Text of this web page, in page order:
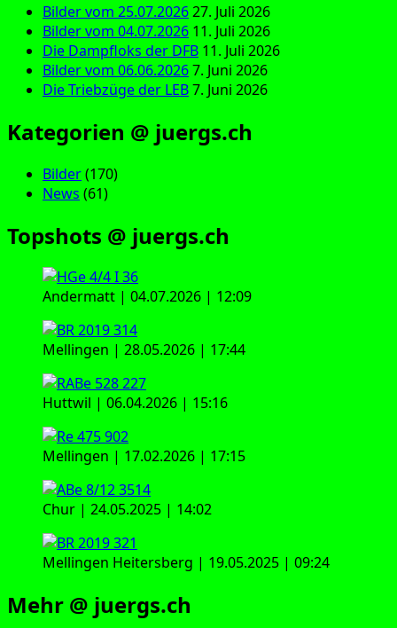
Bilder vom 25.07.202627. Juli 2026
Bilder vom 04.07.2026 11. Juli 2026
Die Dampfloks der DFB 11. Juli 2026
Bilder vom 06.06.20267. Juni 2026
Die Triebzüge der LEB7. Juni 2026
Kategorien @ juergs.ch
Bilder(170)
News (61)
Topshots @ juergs.ch
Andermatt | 04.07.2026 | 12:09
Mellingen | 28.05.2026 | 17:44
Huttwil | 06.04.2026 | 15:16
Mellingen | 17.02.2026 | 17:15
Chur | 24.05.2025 | 14:02
Mellingen Heitersberg | 19.05.2025 | 09:24
Mehr @ juergs.ch